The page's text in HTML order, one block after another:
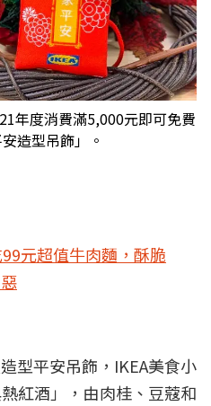
年度消費滿5,000元即可免費
造型吊飾」。
元超值牛肉麵，酥脆
型平安吊飾，IKEA美食小
紅酒」，由肉桂、豆蔻和